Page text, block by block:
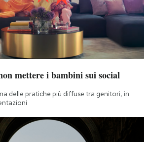
mettere i bambini sui social
delle pratiche più diffuse tra genitori, in